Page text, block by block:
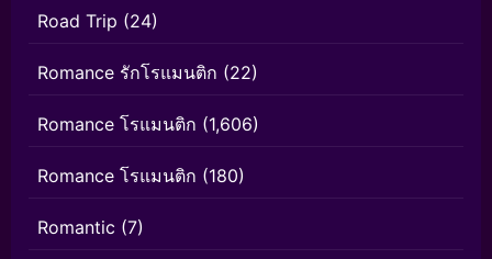
Road Trip (24)
Romance รักโรแมนติก (22)
Romance โรแมนติก (1,606)
Romance โรแมนติก (180)
Romantic (7)